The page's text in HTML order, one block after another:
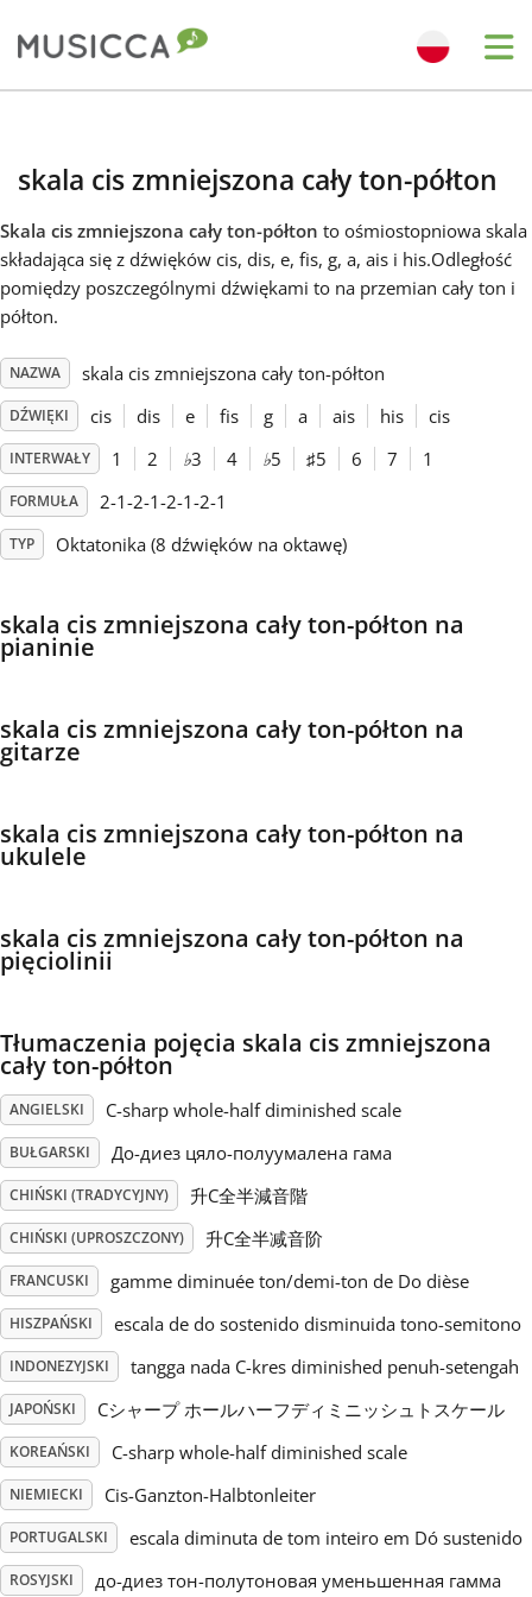
Dansk
English
Español
한국어
हिन्दी
Polski
Português
Русский
Svenska
Tiếng Việt
Türkçe
Українська
简体中文
skala cis zmniejszona cały ton-półton
Skala cis zmniejszona cały ton-półton to ośmiostopniowa skala
składająca się z dźwięków cis, dis, e, fis, g, a, ais i his.Odległość
pomiędzy poszczególnymi dźwiękami to na przemian cały ton i
półton.
NAZWA skala cis zmniejszona cały ton-półton
DŹWIĘKI cis dis e fis g a ais his cis
INTERWAŁY 1 2 ♭3 4 ♭5 ♯5 6 7 1
FORMUŁA 2-1-2-1-2-1-2-1
TYP Oktatonika (8 dźwięków na oktawę)
skala cis zmniejszona cały ton-półton na
pianinie
skala cis zmniejszona cały ton-półton na
gitarze
skala cis zmniejszona cały ton-półton na
ukulele
skala cis zmniejszona cały ton-półton na
pięciolinii
Tłumaczenia pojęcia skala cis zmniejszona
cały ton-półton
ANGIELSKI C-sharp whole-half diminished scale
BUŁGARSKI До-диез цяло-полуумалена гама
CHIŃSKI (TRADYCYJNY) 升C全半減音階
CHIŃSKI (UPROSZCZONY) 升C全半减音阶
FRANCUSKI gamme diminuée ton/demi-ton de Do dièse
HISZPAŃSKI escala de do sostenido disminuida tono-semitono
INDONEZYJSKI tangga nada C-kres diminished penuh-setengah
JAPOŃSKI Cシャープ ホールハーフディミニッシュトスケール
KOREAŃSKI C-sharp whole-half diminished scale
NIEMIECKI Cis-Ganzton-Halbtonleiter
PORTUGALSKI escala diminuta de tom inteiro em Dó sustenido
ROSYJSKI до-диез тон-полутоновая уменьшенная гамма